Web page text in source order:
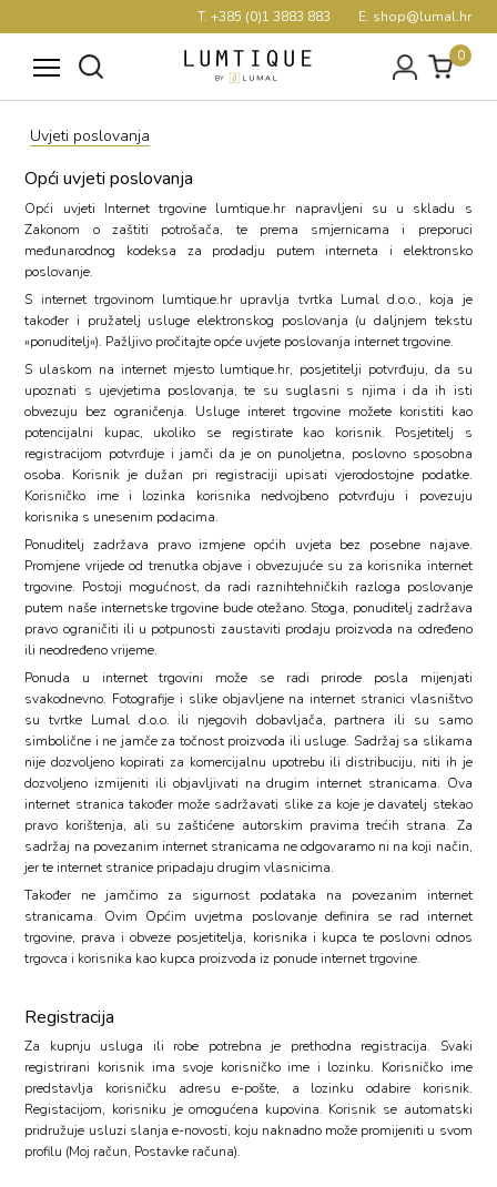
T. +385 (0)1 3883 883 E. shop@lumal.hr
0
Uvjeti poslovanja
Opći uvjeti poslovanja
Opći uvjeti Internet trgovine lumtique.hr napravljeni su u skladu s
Zakonom o zaštiti potrošača, te prema smjernicama i preporuci
međunarodnog kodeksa za prodadju putem interneta i elektronsko
poslovanje.
S internet trgovinom lumtique.hr upravlja tvrtka Lumal d.o.o., koja je
također i pružatelj usluge elektronskog poslovanja (u daljnjem tekstu
»ponuditelj«). Pažljivo pročitajte opće uvjete poslovanja internet trgovine.
S ulaskom na internet mjesto lumtique.hr, posjetitelji potvrđuju, da su
upoznati s ujevjetima poslovanja, te su suglasni s njima i da ih isti
obvezuju bez ograničenja. Usluge interet trgovine možete koristiti kao
potencijalni kupac, ukoliko se registirate kao korisnik. Posjetitelj s
registracijom potvrđuje i jamči da je on punoljetna, poslovno sposobna
osoba. Korisnik je dužan pri registraciji upisati vjerodostojne podatke.
Korisničko ime i lozinka korisnika nedvojbeno potvrđuju i povezuju
korisnika s unesenim podacima.
Ponuditelj zadržava pravo izmjene općih uvjeta bez posebne najave.
Promjene vrijede od trenutka objave i obvezujuće su za korisnika internet
trgovine. Postoji mogućnost, da radi raznihtehničkih razloga poslovanje
putem naše internetske trgovine bude otežano. Stoga, ponuditelj zadržava
pravo ograničiti ili u potpunosti zaustaviti prodaju proizvoda na određeno
ili neodređeno vrijeme.
Ponuda u internet trgovini može se radi prirode posla mijenjati
svakodnevno. Fotografije i slike objavljene na internet stranici vlasništvo
su tvrtke Lumal d.o.o. ili njegovih dobavljača, partnera ili su samo
simbolične i ne jamče za točnost proizvoda ili usluge. Sadržaj sa slikama
nije dozvoljeno kopirati za komercijalnu upotrebu ili distribuciju, niti ih je
dozvoljeno izmijeniti ili objavljivati na drugim internet stranicama. Ova
internet stranica također može sadržavati slike za koje je davatelj stekao
pravo korištenja, ali su zaštićene autorskim pravima trećih strana. Za
sadržaj na povezanim internet stranicama ne odgovaramo ni na koji način,
jer te internet stranice pripadaju drugim vlasnicima.
Također ne jamčimo za sigurnost podataka na povezanim internet
stranicama. Ovim Općim uvjetma poslovanje definira se rad internet
trgovine, prava i obveze posjetitelja, korisnika i kupca te poslovni odnos
trgovca i korisnika kao kupca proizvoda iz ponude internet trgovine.
Registracija
Za kupnju usluga ili robe potrebna je prethodna registracija. Svaki
registrirani korisnik ima svoje korisničko ime i lozinku. Korisničko ime
predstavlja korisničku adresu e-pošte, a lozinku odabire korisnik.
Registacijom, korisniku je omogućena kupovina. Korisnik se automatski
pridružuje usluzi slanja e-novosti, koju naknadno može promijeniti u svom
profilu (Moj račun, Postavke računa).